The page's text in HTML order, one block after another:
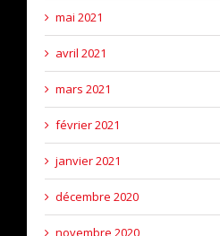
mai 2021
avril 2021
mars 2021
février 2021
janvier 2021
décembre 2020
novembre 2020